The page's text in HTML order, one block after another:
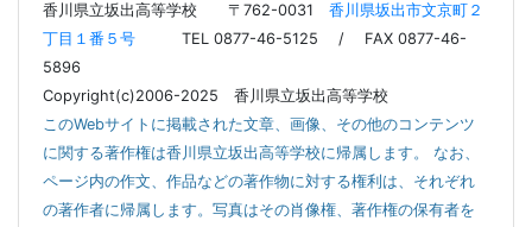
香川県立坂出高等学校 〒762-0031 香川県坂出市文京町２
丁目１番５号 TEL 0877-46-5125 / FAX 0877-46-
5896
Copyright(c)2006-2025 香川県立坂出高等学校
このWebサイトに掲載された文章、画像、その他のコンテンツ
に関する著作権は香川県立坂出高等学校に帰属します。 なお、
ページ内の作文、作品などの著作物に対する権利は、それぞれ
の著作者に帰属します。写真はその肖像権、著作権の保有者を